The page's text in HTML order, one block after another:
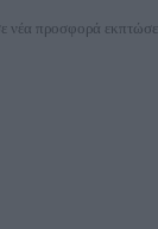
προσφορά